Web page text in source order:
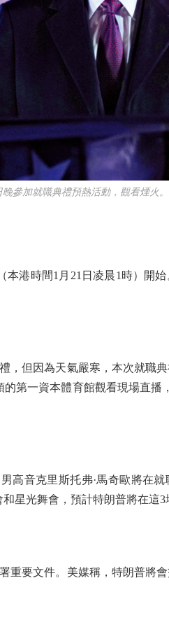
加就職典禮預熱活動，觀看煙火
港時間1月21日凌晨1時）開始
但因為天氣嚴寒，本次就職典
第一資本體育館觀看現場直播
音克里斯托弗·馬奇歐將在就
星光舞會，預計特朗普將在這3
要文件。美媒稱，特朗普將會